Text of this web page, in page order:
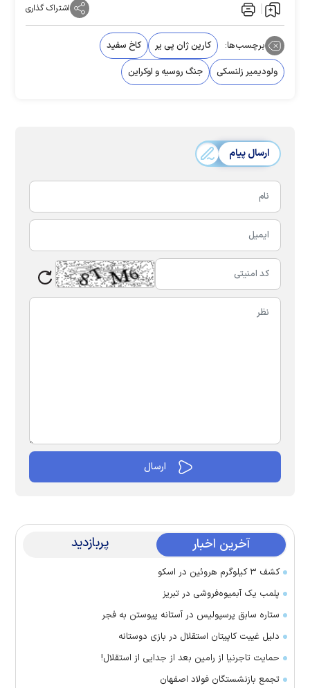
اشتراک گذاری
برچسب‌ها: کارین ژان پی یر
کاخ سفید
ولودیمیر زلنسکی
جنگ روسیه و اوکراین
ارسال پیام
آخرین اخبار پربازدید
کشف ۳ کیلوگرم هروئین در اسکو
پلمب یک آبمیوه‌فروشی در تبریز
ستاره سابق پرسپولیس در آستانه پیوستن به فجر
دلیل غیبت کاپیتان استقلال در بازی دوستانه
حمایت تاجرنیا از رامین بعد از جدایی از استقلال!
تجمع بازنشستگان فولاد اصفهان